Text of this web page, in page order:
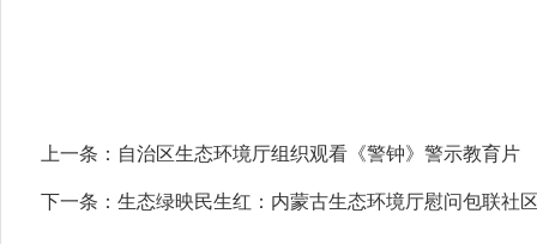
上一条： 自治区生态环境厅组织观看《警钟》警示教育片
下一条： 生态绿映民生红：内蒙古生态环境厅慰问包联社